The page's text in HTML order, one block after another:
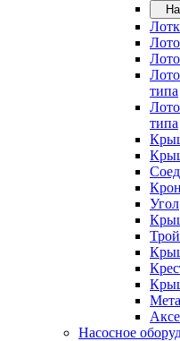
типа
типа
Угол
Насосное